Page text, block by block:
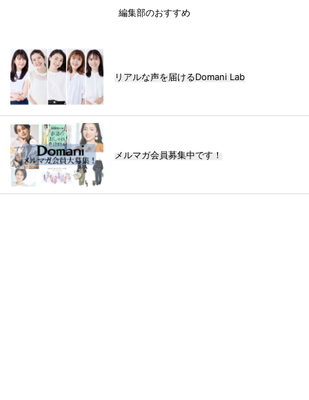
編集部のおすすめ
リアルな声を届けるDomani Lab
メルマガ会員募集中です！